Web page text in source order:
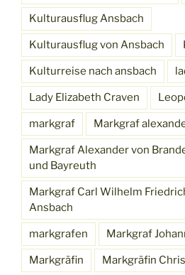
Kulturausflug Ansbach
Kulturausflug von Ansbach
Kulturreise nach ansbach
Lady Elizabeth Craven
markgraf Markgraf
Markgraf Alexander von
und Bayreuth
Markgraf Carl Wilhelm
Ansbach
markgrafen Markgraf
Markgräfin Markgräfin